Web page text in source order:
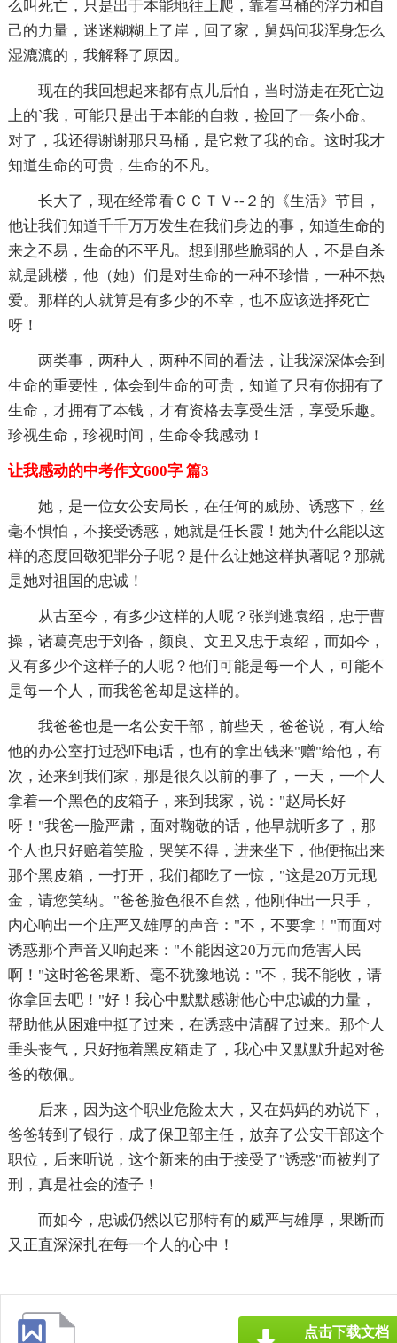
么叫死亡，只是出于本能地往上爬，靠着马桶的浮力和自
己的力量，迷迷糊糊上了岸，回了家，舅妈问我浑身怎么
湿漉漉的，我解释了原因。
现在的我回想起来都有点儿后怕，当时游走在死亡边
上的`我，可能只是出于本能的自救，捡回了一条小命。
对了，我还得谢谢那只马桶，是它救了我的命。这时我才
知道生命的可贵，生命的不凡。
长大了，现在经常看ＣＣＴＶ--２的《生活》节目，
他让我们知道千千万万发生在我们身边的事，知道生命的
来之不易，生命的不平凡。想到那些脆弱的人，不是自杀
就是跳楼，他（她）们是对生命的一种不珍惜，一种不热
爱。那样的人就算是有多少的不幸，也不应该选择死亡
呀！
两类事，两种人，两种不同的看法，让我深深体会到
生命的重要性，体会到生命的可贵，知道了只有你拥有了
生命，才拥有了本钱，才有资格去享受生活，享受乐趣。
珍视生命，珍视时间，生命令我感动！
让我感动的中考作文600字 篇3
她，是一位女公安局长，在任何的威胁、诱惑下，丝
毫不惧怕，不接受诱惑，她就是任长霞！她为什么能以这
样的态度回敬犯罪分子呢？是什么让她这样执著呢？那就
是她对祖国的忠诚！
从古至今，有多少这样的人呢？张判逃袁绍，忠于曹
操，诸葛亮忠于刘备，颜良、文丑又忠于袁绍，而如今，
又有多少个这样子的人呢？他们可能是每一个人，可能不
是每一个人，而我爸爸却是这样的。
我爸爸也是一名公安干部，前些天，爸爸说，有人给
他的办公室打过恐吓电话，也有的拿出钱来"赠"给他，有
次，还来到我们家，那是很久以前的事了，一天，一个人
拿着一个黑色的皮箱子，来到我家，说："赵局长好
呀！"我爸一脸严肃，面对鞠敬的话，他早就听多了，那
个人也只好赔着笑脸，哭笑不得，进来坐下，他便拖出来
那个黑皮箱，一打开，我们都吃了一惊，"这是20万元现
金，请您笑纳。"爸爸脸色很不自然，他刚伸出一只手，
内心响出一个庄严又雄厚的声音："不，不要拿！"而面对
诱惑那个声音又响起来："不能因这20万元而危害人民
啊！"这时爸爸果断、毫不犹豫地说："不，我不能收，请
你拿回去吧！"好！我心中默默感谢他心中忠诚的力量，
帮助他从困难中挺了过来，在诱惑中清醒了过来。那个人
垂头丧气，只好拖着黑皮箱走了，我心中又默默升起对爸
爸的敬佩。
后来，因为这个职业危险太大，又在妈妈的劝说下，
爸爸转到了银行，成了保卫部主任，放弃了公安干部这个
职位，后来听说，这个新来的由于接受了"诱惑"而被判了
刑，真是社会的渣子！
而如今，忠诚仍然以它那特有的威严与雄厚，果断而
又正直深深扎在每一个人的心中！
点击下载文档